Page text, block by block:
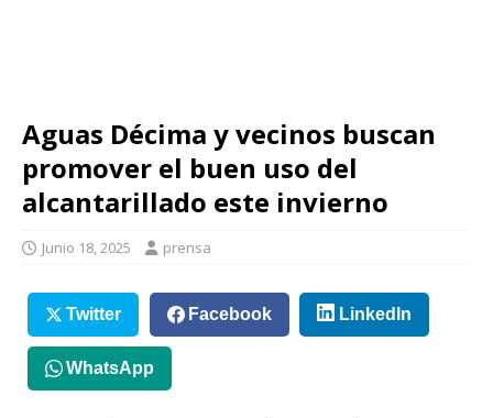
Aguas Décima y vecinos buscan
promover el buen uso del
alcantarillado este invierno
Junio 18, 2025 prensa
Twitter Facebook LinkedIn
WhatsApp